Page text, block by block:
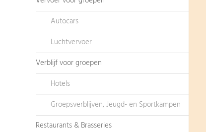
Autocars
Luchtvervoer
Verblijf voor groepen
Hotels
Groepsverblijven, Jeugd- en Sportkampen
Restaurants & Brasseries